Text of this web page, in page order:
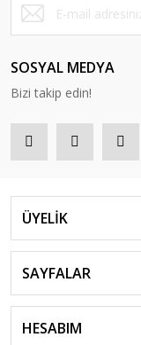
SOSYAL MEDYA
Bizi takip edin!
ÜYELİK
SAYFALAR
HESABIM